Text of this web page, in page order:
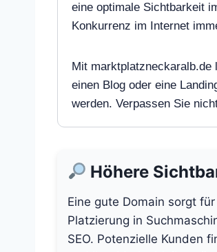
eine optimale Sichtbarkeit
Konkurrenz im Internet
Mit marktplatzneckaralb.de
einen Blog oder eine
werden. Verpassen Sie
Höhere
Eine gute Domain sorgt
Platzierung in
SEO. Potenzielle Kunden